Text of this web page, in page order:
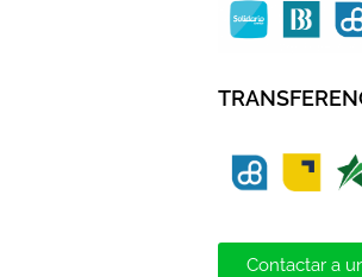
Contactar a